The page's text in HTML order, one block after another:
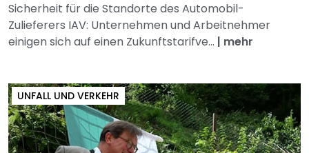
Sicherheit für die Standorte des Automobil-
Zulieferers IAV: Unternehmen und Arbeitnehmer
einigen sich auf einen Zukunftstarifve... | mehr
UNFALL UND VERKEHR